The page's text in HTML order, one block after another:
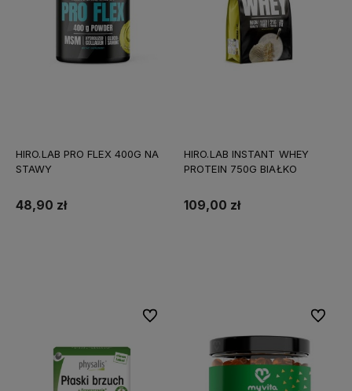
HIRO.LAB PRO FLEX 400G NA
STAWY
48,90 zł
HIRO.LAB INSTANT WHEY
PROTEIN 750G BIAŁKO
109,00 zł
Do ulubionych Do